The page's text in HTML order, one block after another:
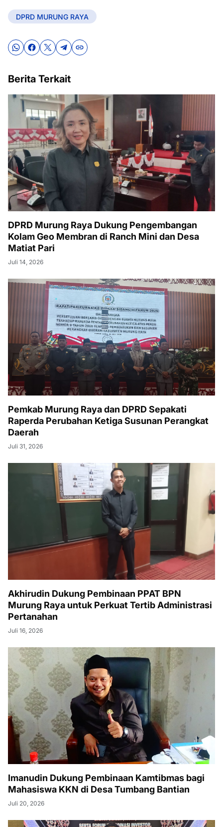
DPRD MURUNG RAYA
Berita Terkait
DPRD Murung Raya Dukung Pengembangan
Kolam Geo Membran di Ranch Mini dan Desa
Matiat Pari
Juli 14, 2026
Pemkab Murung Raya dan DPRD Sepakati
Raperda Perubahan Ketiga Susunan Perangkat
Daerah
Juli 31, 2026
Akhirudin Dukung Pembinaan PPAT BPN
Murung Raya untuk Perkuat Tertib Administrasi
Pertanahan
Juli 16, 2026
Imanudin Dukung Pembinaan Kamtibmas bagi
Mahasiswa KKN di Desa Tumbang Bantian
Juli 20, 2026